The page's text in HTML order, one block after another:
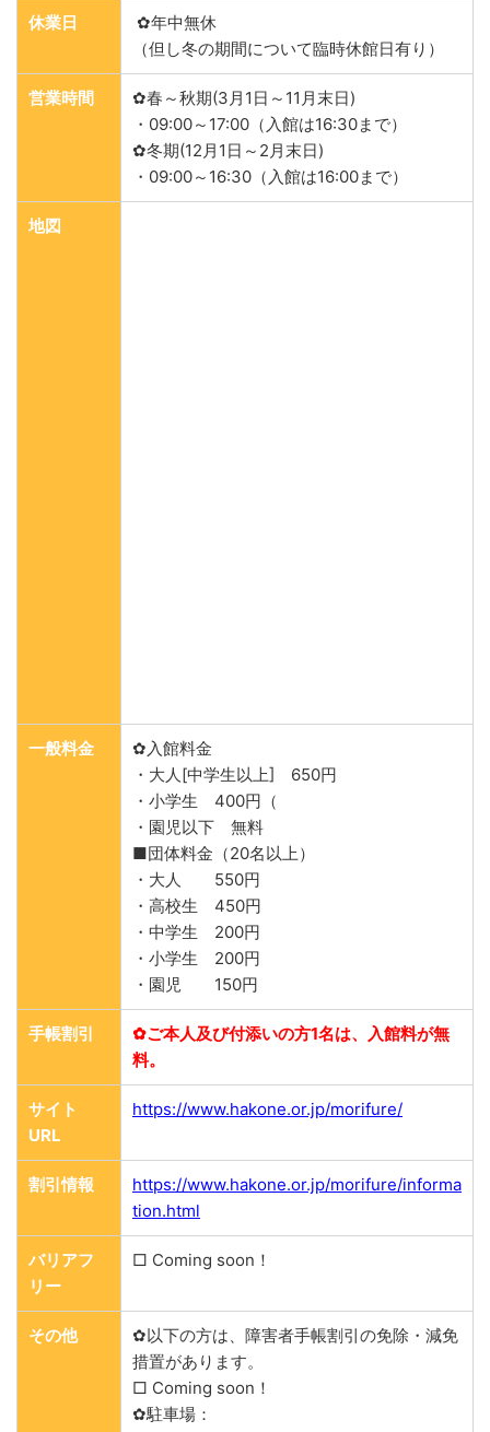
休業日
✿年中無休
（但し冬の期間について臨時休館日有り）
営業時間
✿春～秋期(3月1日～11月末日)
・09:00～17:00（入館は16:30まで）
✿冬期(12月1日～2月末日)
・09:00～16:30（入館は16:00まで）
地図
一般料金
✿入館料金
・大人[中学生以上] 650円
・小学生 400円（
・園児以下 無料
■団体料金（20名以上）
・大人 550円
・高校生 450円
・中学生 200円
・小学生 200円
・園児 150円
手帳割引
✿ご本人及び付添いの方1名は、入館料が無
料。
サイト
URL
https://www.hakone.or.jp/morifure/
割引情報
https://www.hakone.or.jp/morifure/informa
tion.html
バリアフ
リー
□ Coming soon！
その他
✿以下の方は、障害者手帳割引の免除・減免
措置があります。
□ Coming soon！
✿駐車場：